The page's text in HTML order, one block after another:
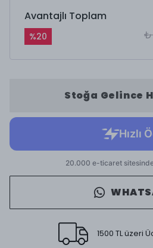
Avantajlı Toplam
%20 ₺
Stoğa Gelince
1500 TL üzeri